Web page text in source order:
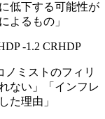
低下する可能性が
よるもの」
-1.2 CRHDP
ノミストのフィリ
ない」「インフレ
た理由」